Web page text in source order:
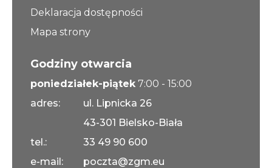
Deklaracja dostępności
Mapa strony
Godziny otwarcia
poniedziałek-piątek 7:00 - 15:00
adres:
ul. Lipnicka 26
43-301 Bielsko-Biała
tel.:
33 49 90 600
e-mail:
poczta@zgm.eu